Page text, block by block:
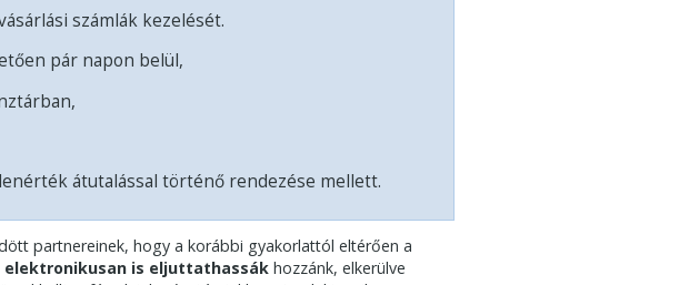
számlák kezelését.
pár napon belül,
átutalással történő rendezése mellett.
partnereinek, hogy a korábbi gyakorlattól eltérően a
elektronikusan is eljuttathassák hozzánk, elkerülve